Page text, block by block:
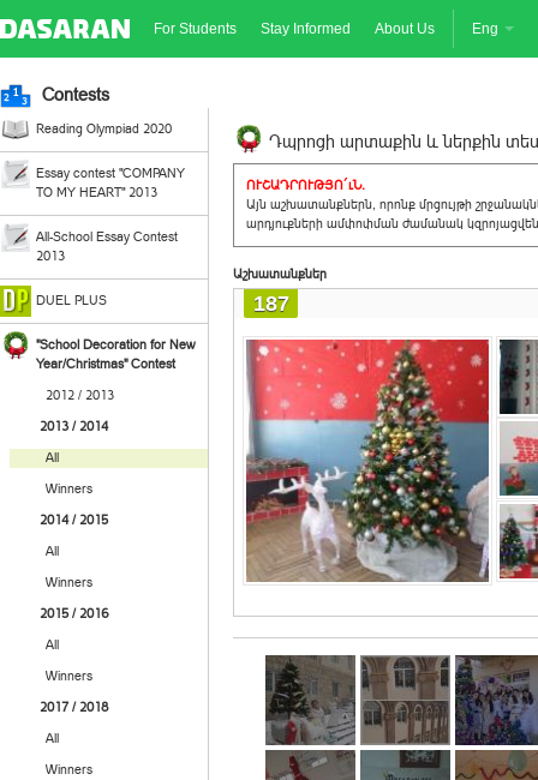
For Students Stay Informed About Us Eng
Contests
Reading Olympiad 2020
Essay contest "COMPANY
TO MY HEART" 2013
All-School Essay Contest
2013
DUEL PLUS
"School Decoration for New
Year/Christmas" Contest
2012 / 2013
2013 / 2014
All
Winners
2014 / 2015
All
Winners
2015 / 2016
All
Winners
2017 / 2018
All
Winners
Դպրոցի արտաքին և ներքին
ՈՒՇԱԴՐՈՒԹՅՈ´ւՆ.
Այն աշխատանքներն, որոնք մրցույթի
արդյուքների ամփոփման ժամանակ
Աշխատանքներ
187